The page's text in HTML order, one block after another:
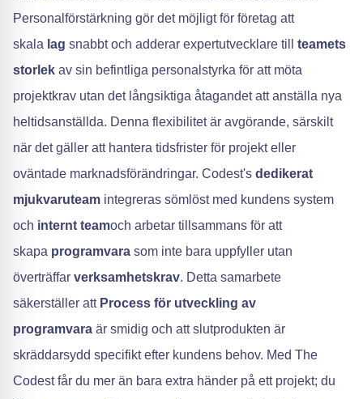
Personalförstärkning gör det möjligt för företag att
skala lag snabbt och adderar expertutvecklare till teamets
storlek av sin befintliga personalstyrka för att möta
projektkrav utan det långsiktiga åtagandet att anställa nya
heltidsanställda. Denna flexibilitet är avgörande, särskilt
när det gäller att hantera tidsfrister för projekt eller
oväntade marknadsförändringar. Codest's dedikerat
mjukvaruteam integreras sömlöst med kundens system
och internt teamoch arbetar tillsammans för att
skapa programvara som inte bara uppfyller utan
överträffar verksamhetskrav. Detta samarbete
säkerställer att Process för utveckling av
programvara är smidig och att slutprodukten är
skräddarsydd specifikt efter kundens behov. Med The
Codest får du mer än bara extra händer på ett projekt; du